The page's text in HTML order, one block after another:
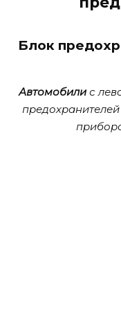
Блок
Автомобилис